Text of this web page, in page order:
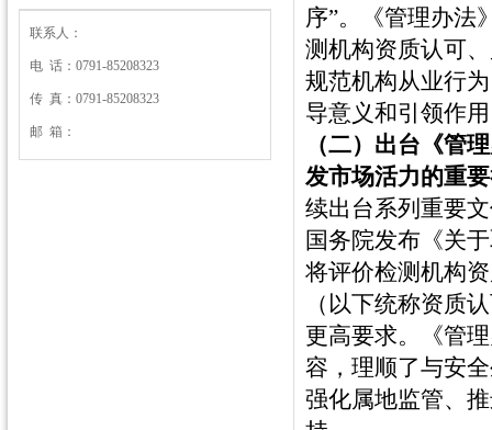
联系人：
电 话：0791-85208323
传 真：0791-85208323
邮 箱：
序”。《管理办法
测机构资质认可
规范机构从业行
导意义和引领作
（二）出台《管
发市场活力的重
续出台系列重要
国务院发布《关
将评价检测机构
（以下统称资质
更高要求。《管
容，理顺了与安
强化属地监管、